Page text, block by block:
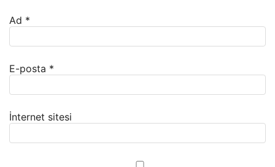
Ad *
E-posta *
İnternet sitesi